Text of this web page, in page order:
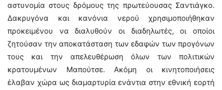
αστυνομία στους δρόμους της πρωτεύουσας Σαντιάγκο.
Δακρυγόνα και κανόνια νερού χρησιμοποιήθηκαν
προκειμένου να διαλυθούν οι διαδηλωτές, οι οποίοι
ζητούσαν την αποκατάσταση των εδαφών των προγόνων
τους και την απελευθέρωση όλων των πολιτικών
κρατουμένων Μαπούτσε. Ακόμη οι κινητοποιήσεις
έλαβαν χώρα ως διαμαρτυρία ενάντια στην εθνική εορτή